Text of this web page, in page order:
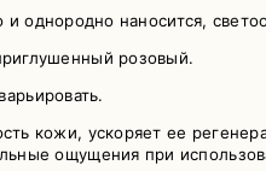
и однородно наносится,
розовый.
кожи, ускоряет ее
ощущения при